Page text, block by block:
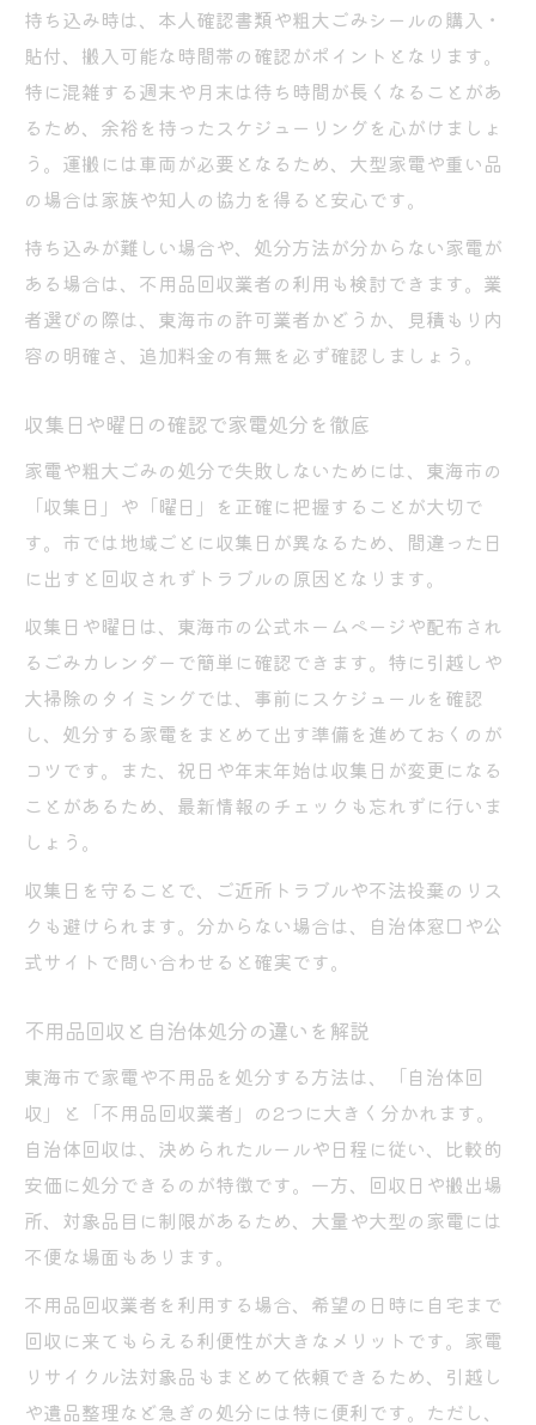
持ち込み時は、本人確認書類や粗大ごみシールの購入・
貼付、搬入可能な時間帯の確認がポイントとなります。
特に混雑する週末や月末は待ち時間が長くなることがあ
るため、余裕を持ったスケジューリングを心がけましょ
う。運搬には車両が必要となるため、大型家電や重い品
の場合は家族や知人の協力を得ると安心です。
持ち込みが難しい場合や、処分方法が分からない家電が
ある場合は、不用品回収業者の利用も検討できます。業
者選びの際は、東海市の許可業者かどうか、見積もり内
容の明確さ、追加料金の有無を必ず確認しましょう。
収集日や曜日の確認で家電処分を徹底
家電や粗大ごみの処分で失敗しないためには、東海市の
「収集日」や「曜日」を正確に把握することが大切で
す。市では地域ごとに収集日が異なるため、間違った日
に出すと回収されずトラブルの原因となります。
収集日や曜日は、東海市の公式ホームページや配布され
るごみカレンダーで簡単に確認できます。特に引越しや
大掃除のタイミングでは、事前にスケジュールを確認
し、処分する家電をまとめて出す準備を進めておくのが
コツです。また、祝日や年末年始は収集日が変更になる
ことがあるため、最新情報のチェックも忘れずに行いま
しょう。
収集日を守ることで、ご近所トラブルや不法投棄のリス
クも避けられます。分からない場合は、自治体窓口や公
式サイトで問い合わせると確実です。
不用品回収と自治体処分の違いを解説
東海市で家電や不用品を処分する方法は、「自治体回
収」と「不用品回収業者」の2つに大きく分かれます。
自治体回収は、決められたルールや日程に従い、比較的
安価に処分できるのが特徴です。一方、回収日や搬出場
所、対象品目に制限があるため、大量や大型の家電には
不便な場面もあります。
不用品回収業者を利用する場合、希望の日時に自宅まで
回収に来てもらえる利便性が大きなメリットです。家電
リサイクル法対象品もまとめて依頼できるため、引越し
や遺品整理など急ぎの処分には特に便利です。ただし、